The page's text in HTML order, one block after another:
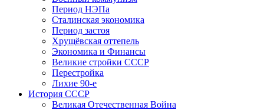
Период НЭПа
Сталинская экономика
Период застоя
Хрущёвская оттепель
Экономика и Финансы
Великие стройки СССР
Перестройка
Лихие 90-е
История СССР
Великая Отечественная Война